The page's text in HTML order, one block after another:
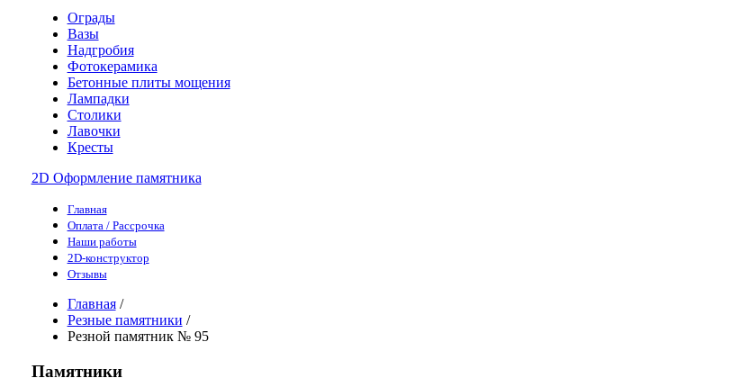
Ограды
Вазы
Надгробия
Фотокерамика
Бетонные плиты мощения
Лампадки
Столики
Лавочки
Кресты
2D Оформление памятника
Главная
Оплата / Рассрочка
Наши работы
2D-конструктор
Отзывы
Главная /
Резные памятники /
Резной памятник № 95
Памятники